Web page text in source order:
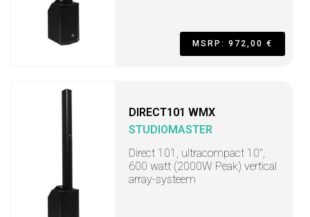
MSRP: 972,00 €
DIRECT101 WMX
STUDIOMASTER
Direct 101, ultracompact 10",
600 watt (2000W Peak) vertical
array-systeem